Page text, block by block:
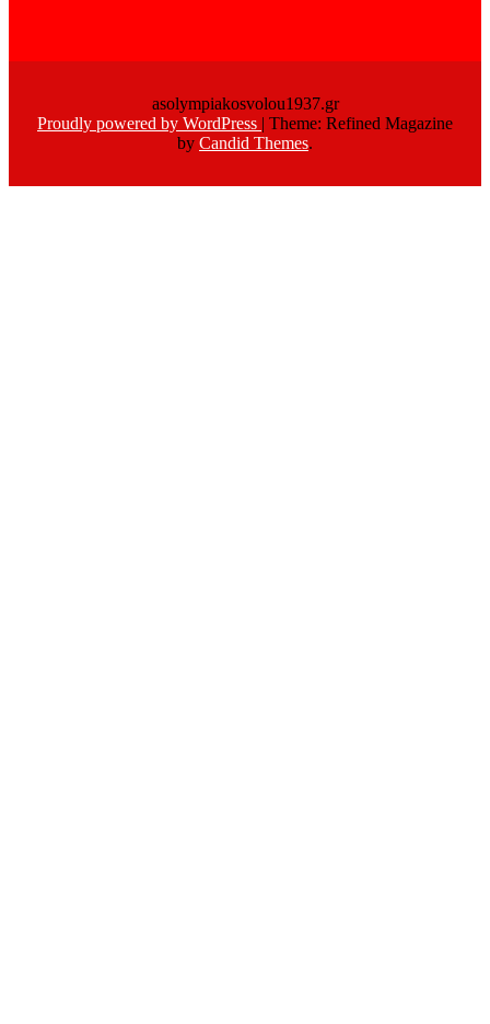
asolympiakosvolou1937.gr
Proudly powered by WordPress | Theme: Refined Magazine
by Candid Themes.